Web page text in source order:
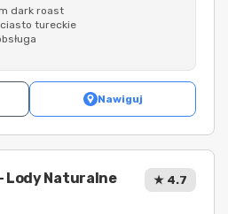
dark roast
tureckie
Nawiguj
Lody Naturalne ★ 4.7